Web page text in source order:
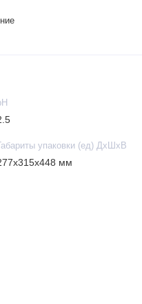
Габариты упаковки (ед) ДхШхВ
мм